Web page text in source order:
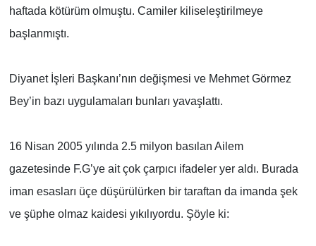
haftada kötürüm olmuştu. Camiler kiliseleştirilmeye
başlanmıştı.
Diyanet İşleri Başkanı’nın değişmesi ve Mehmet Görmez
Bey’in bazı uygulamaları bunları yavaşlattı.
16 Nisan 2005 yılında 2.5 milyon basılan Ailem
gazetesinde F.G’ye ait çok çarpıcı ifadeler yer aldı. Burada
iman esasları üçe düşürülürken bir taraftan da imanda şek
ve şüphe olmaz kaidesi yıkılıyordu. Şöyle ki: